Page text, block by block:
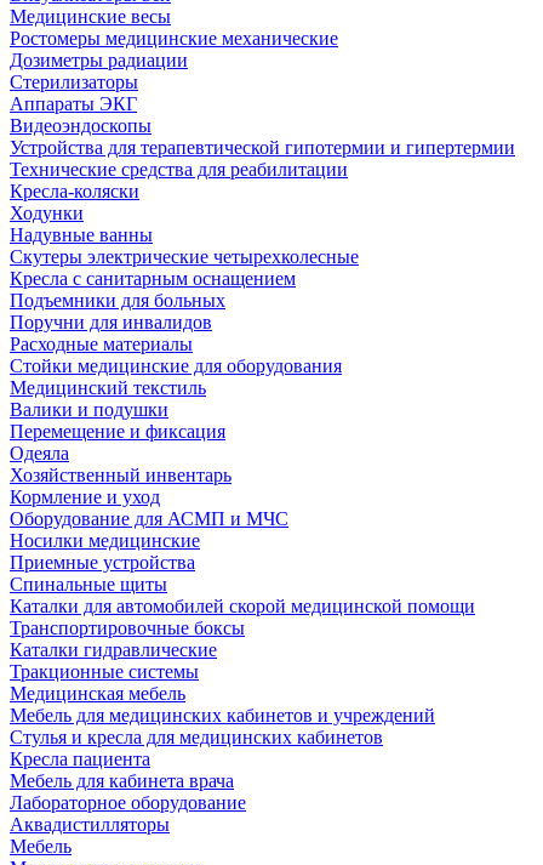
Медицинские весы
Ростомеры медицинские механические
Дозиметры радиации
Стерилизаторы
Аппараты ЭКГ
Видеоэндоскопы
Устройства для терапевтической гипотермии и гипертермии
Технические средства для реабилитации
Кресла-коляски
Ходунки
Надувные ванны
Скутеры электрические четырехколесные
Кресла с санитарным оснащением
Подъемники для больных
Поручни для инвалидов
Расходные материалы
Стойки медицинские для оборудования
Медицинский текстиль
Валики и подушки
Перемещение и фиксация
Одеяла
Хозяйственный инвентарь
Кормление и уход
Оборудование для АСМП и МЧС
Носилки медицинские
Приемные устройства
Спинальные щиты
Каталки для автомобилей скорой медицинской помощи
Транспортировочные боксы
Каталки гидравлические
Тракционные системы
Медицинская мебель
Мебель для медицинских кабинетов и учреждений
Стулья и кресла для медицинских кабинетов
Кресла пациента
Мебель для кабинета врача
Лабораторное оборудование
Аквадистилляторы
Мебель